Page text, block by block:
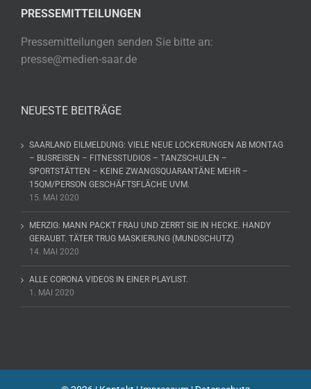
PRESSEMITTEILUNGEN
Pressemitteilungen senden Sie bitte an:
presse@medien-saar.de
NEUESTE BEITRÄGE
SAARLAND EILMELDUNG: VIELE NEUE LOCKERUNGEN AB MONTAG
– BUSREISEN – FITNESSTUDIOS – TANZSCHULEN –
SPORTSTÄTTEN – KEINE ZWANGSQUARANTÄNE MEHR –
15QM/PERSON GESCHÄFTSFLÄCHE UVM.
15. MAI 2020
MERZIG: MANN PACKT FRAU UND ZERRT SIE IN HECKE. HANDY
GERAUBT. TÄTER TRUG MASKIERUNG (MUNDSCHUTZ)
14. MAI 2020
ALLE CORONA VIDEOS IN EINER PLAYLIST.
1. MAI 2020